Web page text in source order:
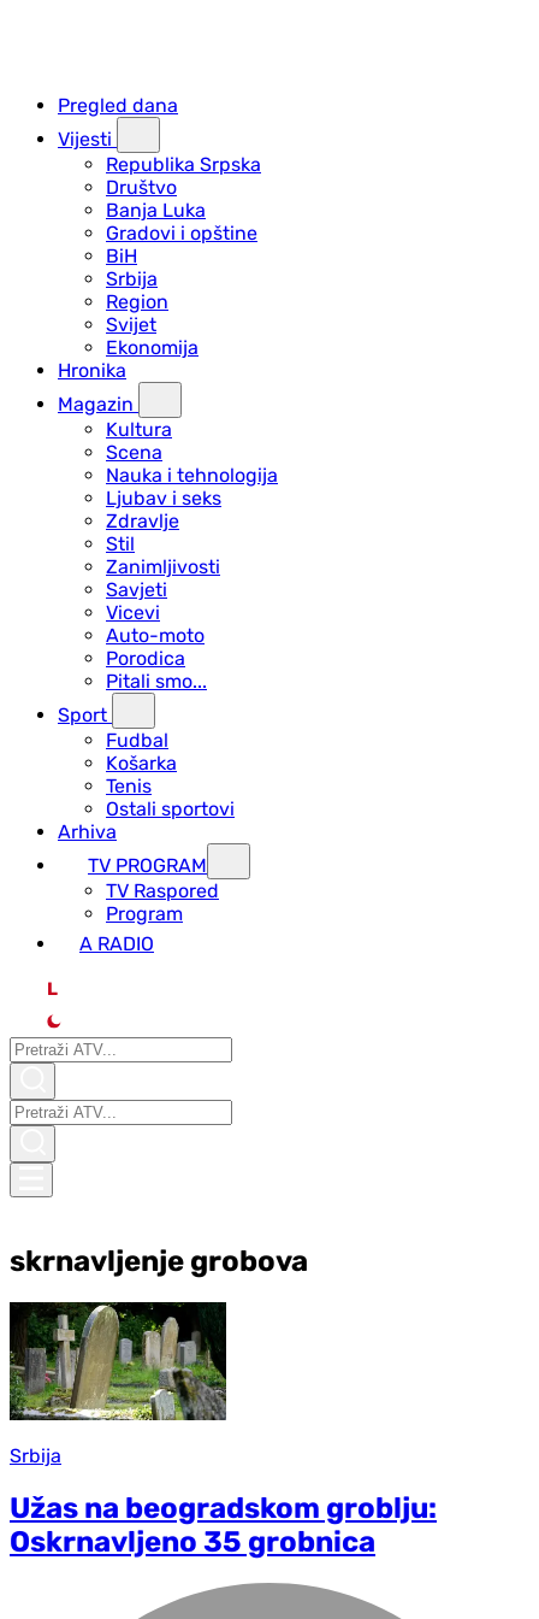
Pregled dana
Vijesti
Republika Srpska
Društvo
Banja Luka
Gradovi i opštine
BiH
Srbija
Region
Svijet
Ekonomija
Hronika
Magazin
Kultura
Scena
Nauka i tehnologija
Ljubav i seks
Zdravlje
Stil
Zanimljivosti
Savjeti
Vicevi
Auto-moto
Porodica
Pitali smo...
Sport
Fudbal
Košarka
Tenis
Ostali sportovi
Arhiva
TV PROGRAM
ТV Raspored
Program
A RADIO
L
skrnavljenje grobova
Srbija
Užas na beogradskom groblju:
Oskrnavljeno 35 grobnica